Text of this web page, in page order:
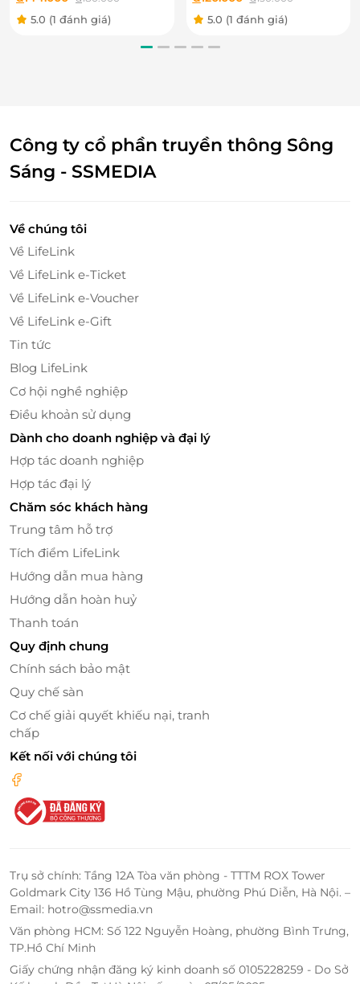
phải thử trong 7 trò chơi mạo hiểm tại đây bởi đây là
trò chơi mà bất kỳ ai cũng có thể chơi được, có cấp
độ thử thách thấp nhất tại đây, chỉ ở cấp độ 1/5. Nghe
tên hơi lạ vậy thôi nhưng thật ra nó khá gần gũi với
ngựa đu quay băng truyền 2 tầng được trang trí lộng
lẫy, màu sắc rực rỡ.
chút, hãy thử trò Let’s fly khá thú vị và có cấp độ thử
thách là 3/5. Bạn sẽ có cảm giác như đang được bay
lượn trên không gian bao la, rộng lớn. Một cảm giác
rất mới mẻ bay vút qua không trung và để gió cuốn
Chinh phục thủy quái - Kraken
Tết5.0 (1 đánh giá)
gồm Lễ Tết
5.0 (1 đánh giá)
Công ty cổ phần truyền thông Sông
Sáng - SSMEDIA
Về chúng tôi
Về LifeLink
Về LifeLink e-Ticket
Về LifeLink e-Voucher
Về LifeLink e-Gift
Tin tức
Blog LifeLink
Cơ hội nghề nghiệp
Điều khoản sử dụng
Dành cho doanh nghiệp và đại lý
Hợp tác doanh nghiệp
Hợp tác đại lý
Chăm sóc khách hàng
Trung tâm hỗ trợ
Tích điểm LifeLink
Hướng dẫn mua hàng
Hướng dẫn hoàn huỷ
Thanh toán
Quy định chung
Chính sách bảo mật
Quy chế sàn
Cơ chế giải quyết khiếu nại, tranh
chấp
Kết nối với chúng tôi
Trụ sở chính: Tầng 12A Tòa văn phòng - TTTM ROX Tower
Goldmark City 136 Hồ Tùng Mậu, phường Phú Diễn, Hà Nội. –
Email: hotro@ssmedia.vn
Văn phòng HCM: Số 122 Nguyễn Hoàng, phường Bình Trưng,
TP.Hồ Chí Minh
Giấy chứng nhận đăng ký kinh doanh số 0105228259 - Do Sở